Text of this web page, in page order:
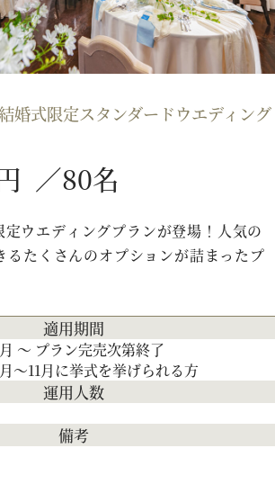
アー
ア
ト
婚式限定スタンダードウエディング
／80名
ウエディングプランが登場！人気の
るたくさんのオプションが詰まったプ
適用期間
～ プラン完売次第終了
〜11月に挙式を挙げられる方
運用人数
備考